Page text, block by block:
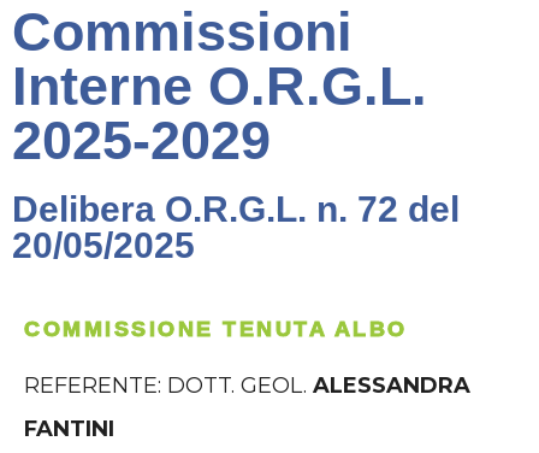
Commissioni
Interne O.R.G.L.
2025-2029
Delibera O.R.G.L. n. 72 del
20/05/2025
COMMISSIONE TENUTA ALBO
REFERENTE: DOTT. GEOL. ALESSANDRA
FANTINI